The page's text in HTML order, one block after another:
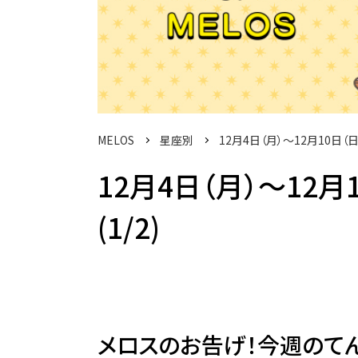
MELOS 星座別 12月4日（月）～12月10日（
12月4日（月）～12
(1/2)
メロスのお告げ！今週の